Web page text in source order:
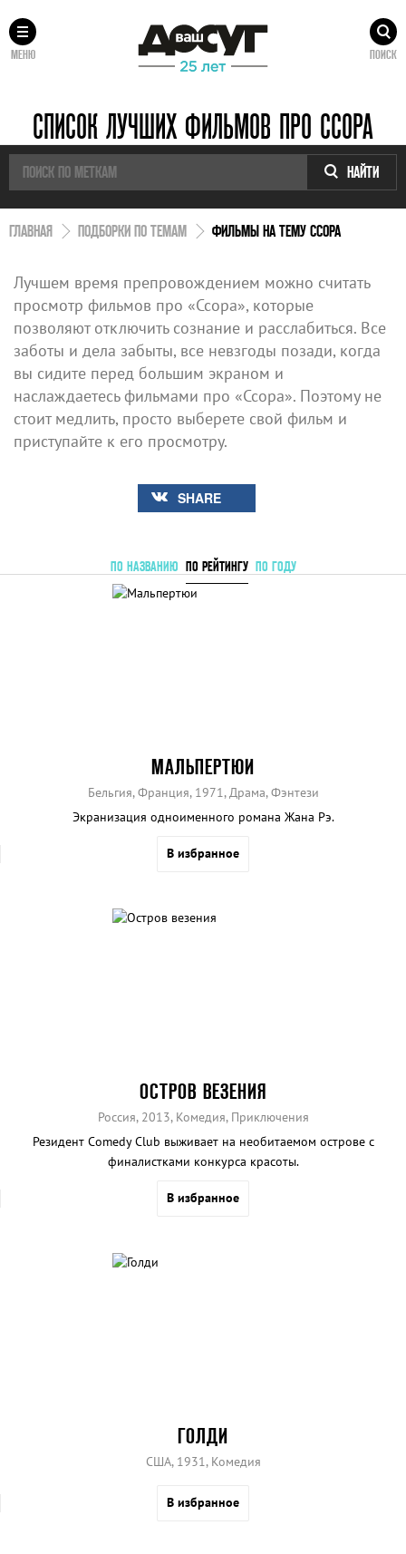
МЕНЮ ПОИСК
СПИСОК ЛУЧШИХ ФИЛЬМОВ ПРО ССОРА
НАЙТИ
ГЛАВНАЯ ПОДБОРКИ ПО ТЕМАМ ФИЛЬМЫ НА ТЕМУ ССОРА
Лучшем время препровождением можно считать
просмотр фильмов про «Ссора», которые
позволяют отключить сознание и расслабиться. Все
заботы и дела забыты, все невзгоды позади, когда
вы сидите перед большим экраном и
наслаждаетесь фильмами про «Ссора». Поэтому не
стоит медлить, просто выберете свой фильм и
приступайте к его просмотру.
SHARE
ПО НАЗВАНИЮ ПО РЕЙТИНГУ ПО ГОДУ
МАЛЬПЕРТЮИ
Бельгия, Франция, 1971, Драма, Фэнтези
Экранизация одноименного романа Жана Рэ.
В избранное
ОСТРОВ ВЕЗЕНИЯ
Россия, 2013, Комедия, Приключения
Резидент Comedy Club выживает на необитаемом острове с
финалистками конкурса красоты.
В избранное
ГОЛДИ
США, 1931, Комедия
В избранное